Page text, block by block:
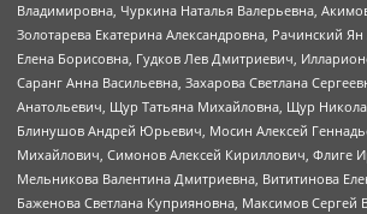
Владимировна, Чуркина Наталья Валерьевна,
Золотарева Екатерина Александровна, Рачинский
Елена Борисовна, Гудков Лев Дмитриевич,
Саранг Анна Васильевна, Захарова Светлана
Анатольевич, Щур Татьяна Михайловна, Щур
Блинушов Андрей Юрьевич, Мосин Алексей
Михайлович, Симонов Алексей Кириллович, Флиге
Мельникова Валентина Дмитриевна, Вититинова
Баженова Светлана Куприяновна, Максимов Сергей